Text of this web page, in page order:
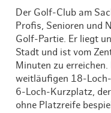
Der Golf-Club am
Profis, Senioren und
Golf-Partie. Er liegt
Stadt und ist vom
Minuten zu
weitläufigen 18-
6-Loch-Kurzplatz,
ohne Platzreife